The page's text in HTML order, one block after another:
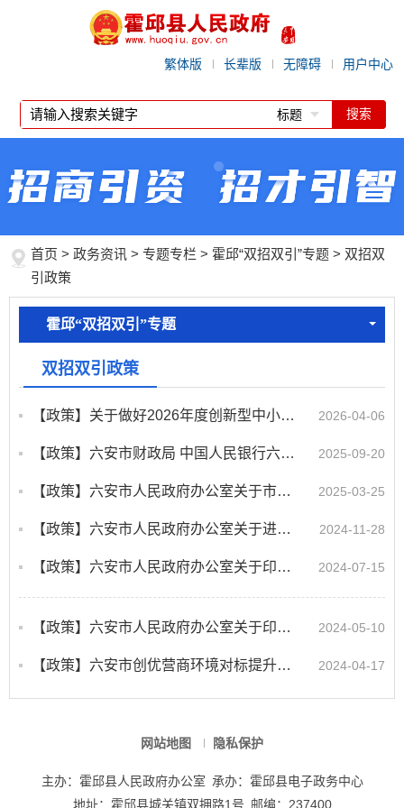
繁体版 长辈版 无障碍 用户中心
标题
首页 > 政务资讯 > 专题专栏 > 霍邱“双招双引”专题 > 双招双
引政策
霍邱“双招双引”专题
双招双引政策
2026-04-06
【政策】关于做好2026年度创新型中小企业评价及复核有关工作的通知
2025-09-20
【政策】六安市财政局 中国人民银行六安市分行 国家金融监督管理总局六安监管分局关于印发《关...
2025-03-25
【政策】六安市人民政府办公室关于市本级政府性投资市政基础设施及公共建筑工程项目移交接管的...
2024-11-28
【政策】六安市人民政府办公室关于进一步加强全市矿产采选尾砂及机制砂石压滤污泥规范处置的实...
2024-07-15
【政策】六安市人民政府办公室关于印发《六安市氢能产业高质量发展三年行动计划》的通知
2024-05-10
【政策】六安市人民政府办公室关于印发六安市加快推进肉牛产业高质量发展实施方案的通知
2024-04-17
【政策】六安市创优营商环境对标提升举措（2024版）
网站地图 隐私保护
主办：霍邱县人民政府办公室 承办：霍邱县电子政务中心
地址：霍邱县城关镇双拥路1号 邮编：237400